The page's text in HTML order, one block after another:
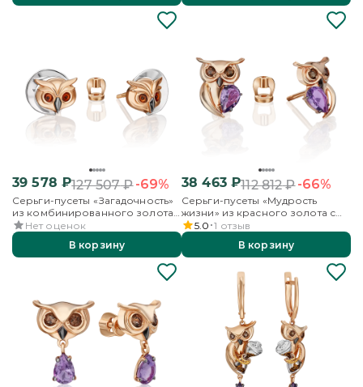
39 578 ₽127 507₽-69%
Серьги-пусеты «Загадочность»
из комбинированного золота
с эмалью
Нет оценок
В корзину
38 463₽112 812₽-66%
Серьги-пусеты «Мудрость
жизни» из красного золота с
аметистом и кварцем дымчатым
5.0 1 отзыв
В корзину